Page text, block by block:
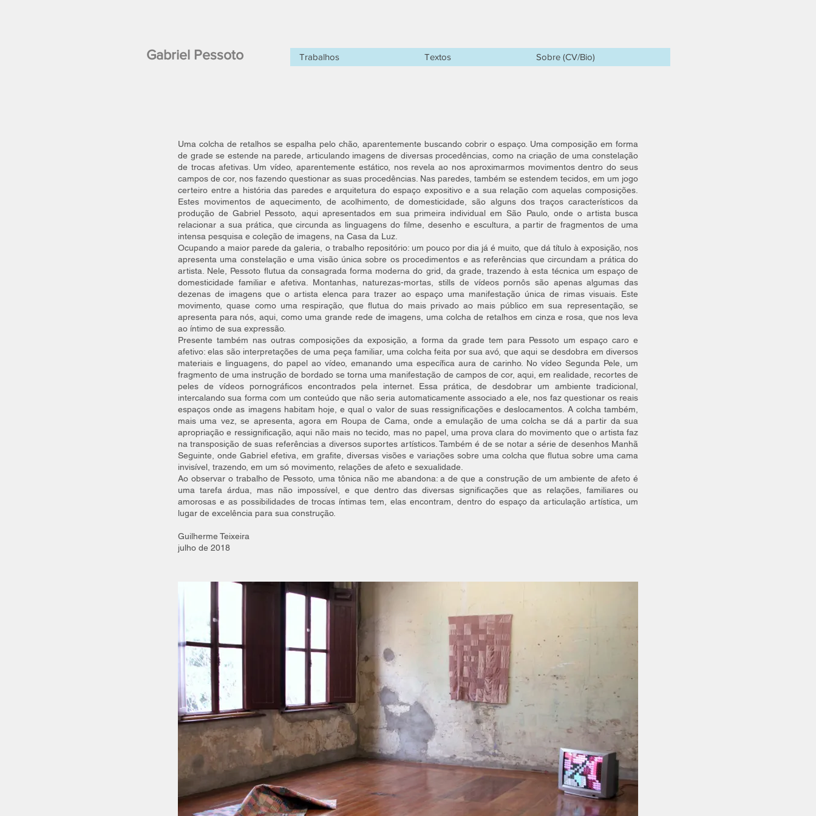
Gabriel Pessoto Trabalhos Textos Sobre (CV/Bio)
Uma colcha de retalhos se espalha pelo chão, aparentemente buscando cobrir o espaço. Uma composição em forma
de grade se estende na parede, articulando imagens de diversas procedências, como na criação de uma constelação
de trocas afetivas. Um vídeo, aparentemente estático, nos revela ao nos aproximarmos movimentos dentro do seus
campos de cor, nos fazendo questionar as suas procedências. Nas paredes, também se estendem tecidos, em um jogo
certeiro entre a história das paredes e arquitetura do espaço expositivo e a sua relação com aquelas composições.
Estes movimentos de aquecimento, de acolhimento, de domesticidade, são alguns dos traços característicos da
produção de Gabriel Pessoto, aqui apresentados em sua primeira individual em São Paulo, onde o artista busca
relacionar a sua prática, que circunda as linguagens do filme, desenho e escultura, a partir de fragmentos de uma
intensa pesquisa e coleção de imagens, na Casa da Luz.
Ocupando a maior parede da galeria, o trabalho repositório: um pouco por dia já é muito, que dá título à exposição, nos
apresenta uma constelação e uma visão única sobre os procedimentos e as referências que circundam a prática do
artista. Nele, Pessoto flutua da consagrada forma moderna do grid, da grade, trazendo à esta técnica um espaço de
domesticidade familiar e afetiva. Montanhas, naturezas-mortas, stills de vídeos pornôs são apenas algumas das
dezenas de imagens que o artista elenca para trazer ao espaço uma manifestação única de rimas visuais. Este
movimento, quase como uma respiração, que flutua do mais privado ao mais público em sua representação, se
apresenta para nós, aqui, como uma grande rede de imagens, uma colcha de retalhos em cinza e rosa, que nos leva
ao íntimo de sua expressão.
Presente também nas outras composições da exposição, a forma da grade tem para Pessoto um espaço caro e
afetivo: elas são interpretações de uma peça familiar, uma colcha feita por sua avó, que aqui se desdobra em diversos
materiais e linguagens, do papel ao vídeo, emanando uma específica aura de carinho. No vídeo Segunda Pele, um
fragmento de uma instrução de bordado se torna uma manifestação de campos de cor, aqui, em realidade, recortes de
peles de vídeos pornográficos encontrados pela internet. Essa prática, de desdobrar um ambiente tradicional,
intercalando sua forma com um conteúdo que não seria automaticamente associado a ele, nos faz questionar os reais
espaços onde as imagens habitam hoje, e qual o valor de suas ressignificações e deslocamentos. A colcha também,
mais uma vez, se apresenta, agora em Roupa de Cama, onde a emulação de uma colcha se dá a partir da sua
apropriação e ressignificação, aqui não mais no tecido, mas no papel, uma prova clara do movimento que o artista faz
na transposição de suas referências a diversos suportes artísticos. Também é de se notar a série de desenhos Manhã
Seguinte, onde Gabriel efetiva, em grafite, diversas visões e variações sobre uma colcha que flutua sobre uma cama
invisível, trazendo, em um só movimento, relações de afeto e sexualidade.
Ao observar o trabalho de Pessoto, uma tônica não me abandona: a de que a construção de um ambiente de afeto é
uma tarefa árdua, mas não impossível, e que dentro das diversas significações que as relações, familiares ou
amorosas e as possibilidades de trocas íntimas tem, elas encontram, dentro do espaço da articulação artística, um
lugar de excelência para sua construção.
Guilherme Teixeira
julho de 2018